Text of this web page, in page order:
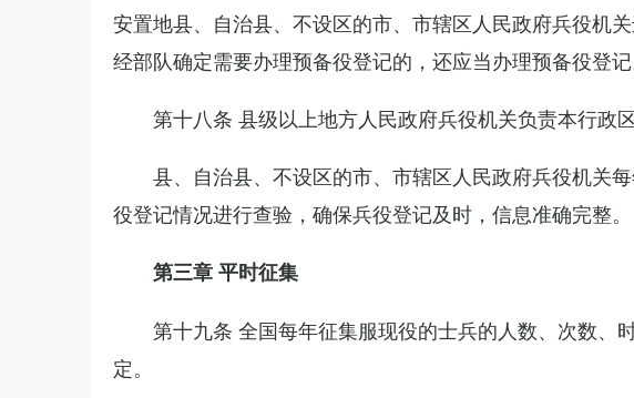
安置地县、自治县、不设区的市、市辖区人民政府兵役机
经部队确定需要办理预备役登记的，还应当办理预备役登记
第十八条 县级以上地方人民政府兵役机关负责本行政
县、自治县、不设区的市、市辖区人民政府兵役机关
役登记情况进行查验，确保兵役登记及时，信息准确完整。
第三章 平时征集
第十九条 全国每年征集服现役的士兵的人数、次数、
定。